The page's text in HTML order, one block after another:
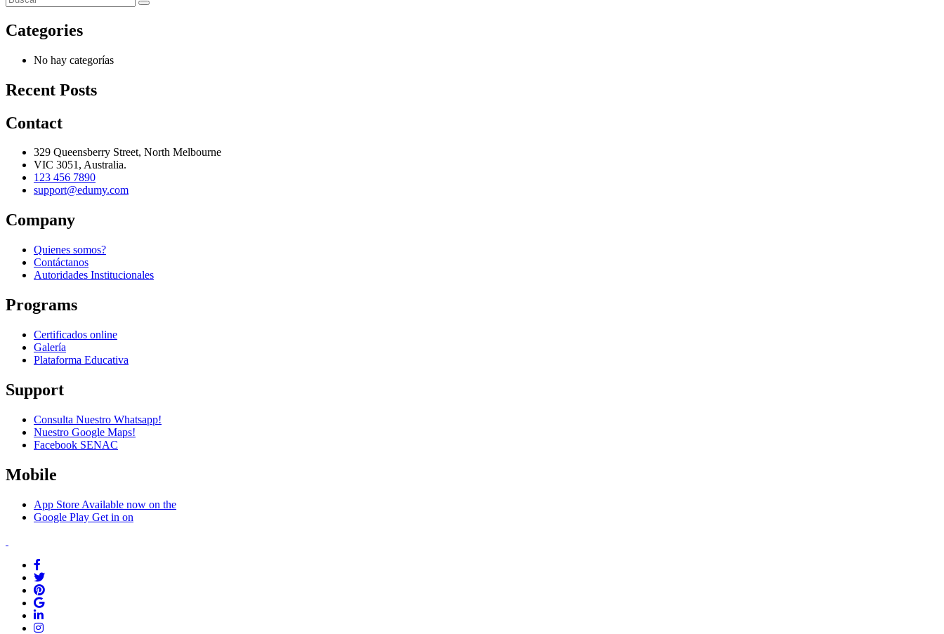
Categories
No hay categorías
Recent Posts
Contact
329 Queensberry Street, North Melbourne
VIC 3051, Australia.
123 456 7890
support@edumy.com
Company
Quienes somos?
Contáctanos
Autoridades Institucionales
Programs
Certificados online
Galería
Plataforma Educativa
Support
Consulta Nuestro Whatsapp!
Nuestro Google Maps!
Facebook SENAC
Mobile
App Store Available now on the
Google Play Get in on